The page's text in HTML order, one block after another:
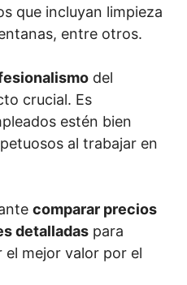
que incluyan limpieza
entre otros.
del
crucial. Es
estén bien
al trabajar en
comparar precios
detalladas para
el mejor valor por el